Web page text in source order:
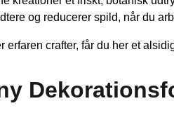
og reducerer spild, når du
erfaren crafter, får du her et